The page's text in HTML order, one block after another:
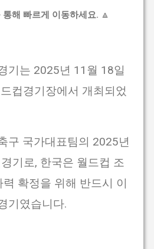
통해 빠르게 이동하세요. 🔼
기는 2025년 11월 18일
컵경기장에서 개최되었
구 국가대표팀의 2025년
기로, 한국은 월드컵 조
확정을 위해 반드시 이
기였습니다.